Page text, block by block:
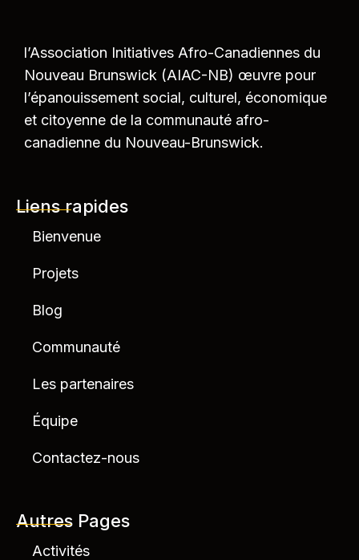
l’Association Initiatives Afro-Canadiennes du
Nouveau Brunswick (AIAC-NB) œuvre pour
l’épanouissement social, culturel, économique
et citoyenne de la communauté afro-
canadienne du Nouveau-Brunswick.
Liens rapides
Bienvenue
Projets
Blog
Communauté
Les partenaires
Équipe
Contactez-nous
Autres Pages
Activités